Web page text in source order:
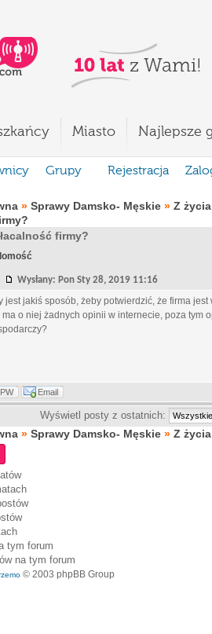
Miasto Najlepsze
Grupy Rejestracja
» Sprawy Damsko- Męskie » Z
firmy?
Wysłany: Pon Sty 28, 2019 11:16
jest jakiś sposób, żeby potwierdzić, że firma
ma o niej żadnych opinii w internecie, poza tym
PW Email
Wyświetl posty z ostatnich:
» Sprawy Damsko- Męskie » Z
tym forum
na tym forum
© 2003 phpBB Group